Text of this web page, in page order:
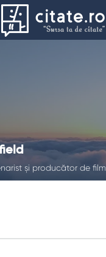
și producător de film